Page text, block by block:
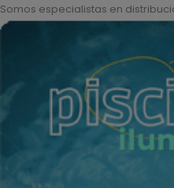
Somos especialistas en